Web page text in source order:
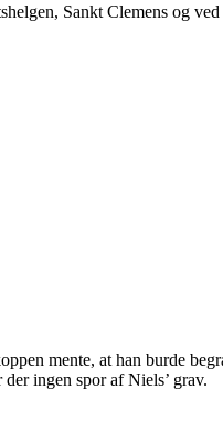
Sankt Clemens og
mente, at han burde
ingen spor af Niels’ grav.